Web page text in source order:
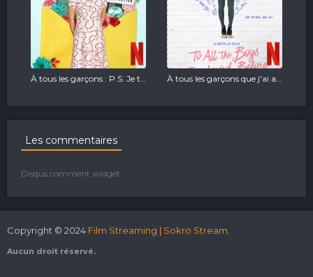
À tous les garçons : P.S. Je t'aime toujours À tous les garçons que j'ai aimés
Les commentaires
Disqus comment widget
Copyright © 2024 Film Streaming | Sokro Stream.
Aucun droit réservé.